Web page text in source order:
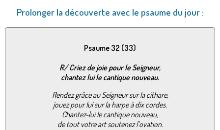
Prolonger la découverte avec le psaume du jour :
Psaume 32 (33)
R/Criez de joie pour le Seigneur,
chantez lui le cantique nouveau.
Rendez grâce au Seigneur sur la cithare,
jouez pour lui sur la harpe à dix cordes.
Chantez-lui le cantique nouveau,
de tout votre art soutenez l’ovation.